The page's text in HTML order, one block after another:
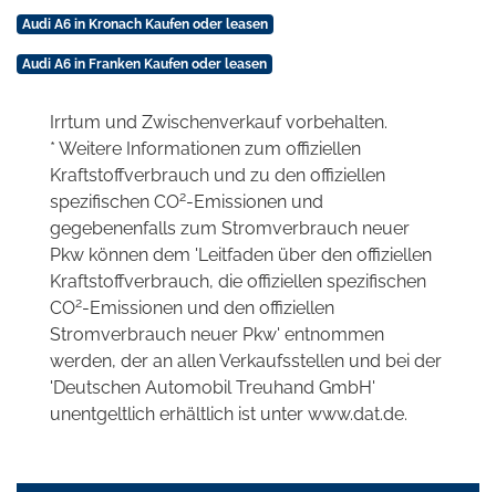
Audi A6 in Kronach Kaufen oder leasen
Audi A6 in Franken Kaufen oder leasen
Irrtum und Zwischenverkauf vorbehalten.
* Weitere Informationen zum offiziellen
Kraftstoffverbrauch und zu den offiziellen
spezifischen CO2-Emissionen und
gegebenenfalls zum Stromverbrauch neuer
Pkw können dem 'Leitfaden über den offiziellen
Kraftstoffverbrauch, die offiziellen spezifischen
CO2-Emissionen und den offiziellen
Stromverbrauch neuer Pkw' entnommen
werden, der an allen Verkaufsstellen und bei der
'Deutschen Automobil Treuhand GmbH'
unentgeltlich erhältlich ist unter www.dat.de.